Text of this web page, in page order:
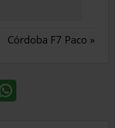
Córdoba F7 Paco »